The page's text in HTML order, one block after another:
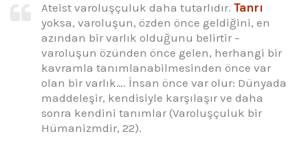
Ateist varoluşçuluk daha tutarlıdır. Tanrı
yoksa, varoluşun, özden önce geldiğini, en
azından bir varlık olduğunu belirtir –
varoluşun özünden önce gelen, herhangi bir
kavramla tanımlanabilmesinden önce var
olan bir varlık…. İnsan önce var olur: Dünyada
maddeleşir, kendisiyle karşılaşır ve daha
sonra kendini tanımlar (Varoluşçuluk bir
Hümanizmdir, 22).